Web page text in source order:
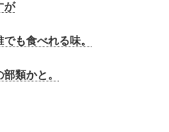
が
も食べれる味。
類かと。